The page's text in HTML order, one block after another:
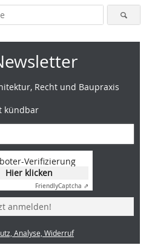
Recht und Baupraxis
kündbar
Verifizierung
Hier klicken
FriendlyCaptcha ⇗
anmelden!
Analyse, Widerruf